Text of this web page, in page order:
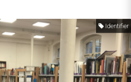
Identifier